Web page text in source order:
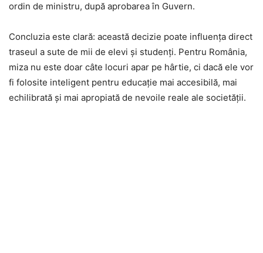
ordin de ministru, după aprobarea în Guvern.
Concluzia este clară: această decizie poate influența direct
traseul a sute de mii de elevi și studenți. Pentru România,
miza nu este doar câte locuri apar pe hârtie, ci dacă ele vor
fi folosite inteligent pentru educație mai accesibilă, mai
echilibrată și mai apropiată de nevoile reale ale societății.